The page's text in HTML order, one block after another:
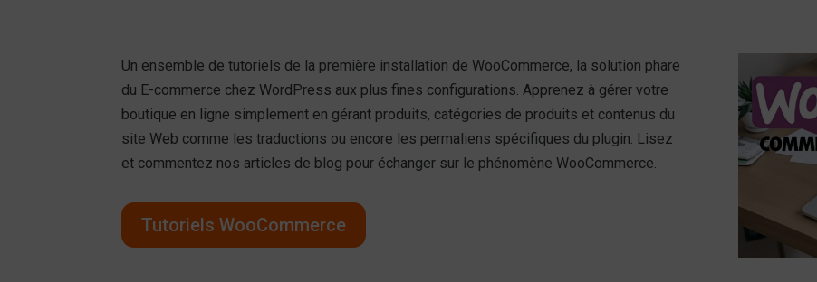
Un ensemble de tutoriels de la première installation de WooCommerce, la solution phare
du E-commerce chez WordPress aux plus fines configurations. Apprenez à gérer votre
boutique en ligne simplement en gérant produits, catégories de produits et contenus du
site Web comme les traductions ou encore les permaliens spécifiques du plugin. Lisez
et commentez nos articles de blog pour échanger sur le phénomène WooCommerce.
Tutoriels WooCommerce